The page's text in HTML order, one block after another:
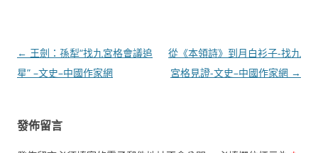
文
章
← 王劍：孫犁“找九宮格會議追
星” –文史–中國作家網
從《本領詩》到月白衫子-找九
宮格見證-文史–中國作家網 →
發佈留言